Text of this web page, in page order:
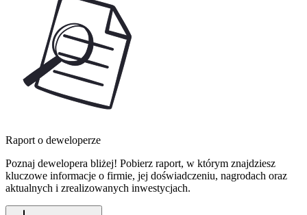
Raport o deweloperze
Poznaj dewelopera bliżej! Pobierz raport, w którym znajdziesz
kluczowe informacje o firmie, jej doświadczeniu, nagrodach oraz
aktualnych i zrealizowanych inwestycjach.